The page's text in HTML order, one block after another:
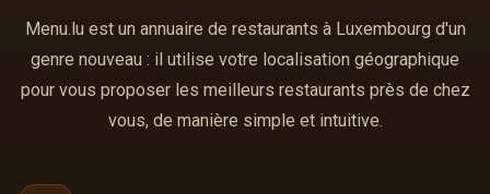
Menu.lu est un annuaire de restaurants à Luxembourg d'un
genre nouveau : il utilise votre localisation géographique
pour vous proposer les meilleurs restaurants près de chez
vous, de manière simple et intuitive.